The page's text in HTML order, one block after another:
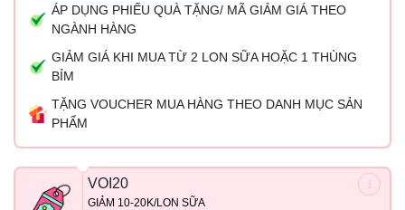
ÁP DỤNG PHIẾU QUÀ TẶNG/ MÃ GIẢM GIÁ THEO
NGÀNH HÀNG
GIẢM GIÁ KHI MUA TỪ 2 LON SỮA HOẶC 1 THÙNG
BỈM
TẶNG VOUCHER MUA HÀNG THEO DANH MỤC SẢN
PHẨM
VOI20
GIẢM 10-20K/LON SỮA